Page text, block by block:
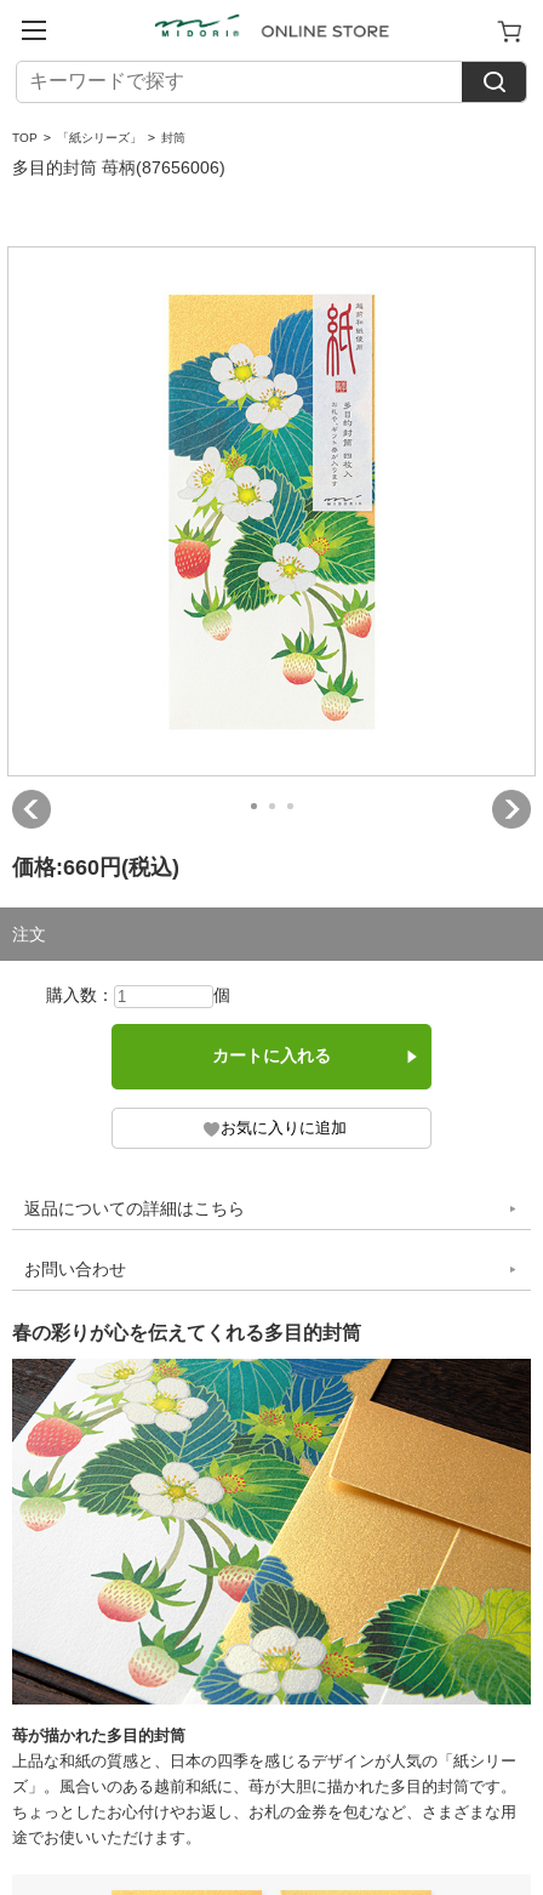
TOP > 「紙シリーズ」 > 封筒
多目的封筒 苺柄(87656006)
価格:660円 (税込)
注文
購入数： 個
返品についての詳細はこちら
お問い合わせ
春の彩りが心を伝えてくれる多目的封筒
苺が描かれた多目的封筒
上品な和紙の質感と、日本の四季を感じるデザインが人気の「紙シリー
ズ」。風合いのある越前和紙に、苺が大胆に描かれた多目的封筒です。
ちょっとしたお心付けやお返し、お札の金券を包むなど、さまざまな用
途でお使いいただけます。